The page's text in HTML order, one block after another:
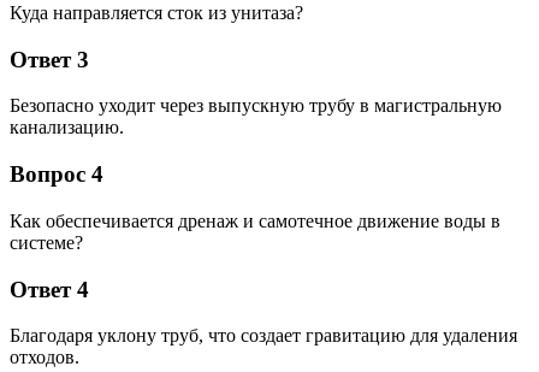
Куда направляется сток из унитаза?
Ответ 3
Безопасно уходит через выпускную трубу в магистральную
канализацию.
Вопрос 4
Как обеспечивается дренаж и самотечное движение воды в
системе?
Ответ 4
Благодаря уклону труб, что создает гравитацию для удаления
отходов.